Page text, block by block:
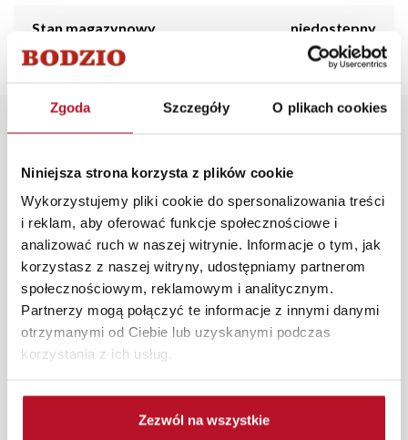
Zgoda Szczegóły O plikach cookies
Niniejsza strona korzysta z plików cookie
Wykorzystujemy pliki cookie do spersonalizowania treści
i reklam, aby oferować funkcje społecznościowe i
analizować ruch w naszej witrynie. Informacje o tym, jak
korzystasz z naszej witryny, udostępniamy partnerom
społecznościowym, reklamowym i analitycznym.
Partnerzy mogą połączyć te informacje z innymi danymi
otrzymanymi od Ciebie lub uzyskanymi podczas
korzystania z ich usług.
Zezwól na wszystkie
Stan magazynowy niedostępny
Opis produktu
prezent dla każdego malucha. Jej miękka i przyjemna w
dotyku tkanina, połączona z magicznym wyglądem
jednorożca, sprawia, że jest to doskonały towarzysz
zabaw i snu.
W każdym z salonów mebli Bodzio oferujemy pomoc w
aranżacji mebli, a nasi pracownicy z wykorzystaniem
programu Planer 3D bezpłatnie zaprojektują i
przygotują kompleksową wizualizację Państwa
roboczych na terenie całej Polski. W przypadku